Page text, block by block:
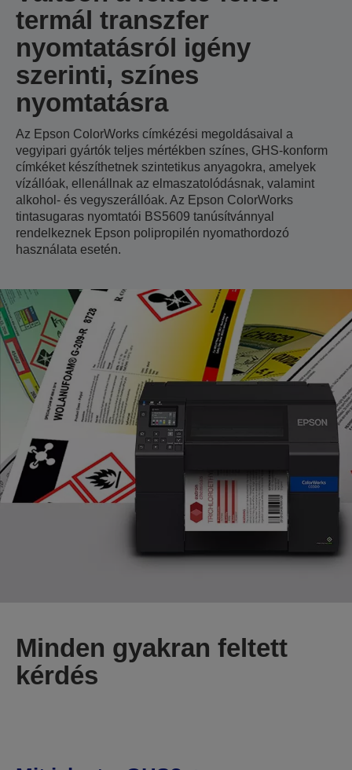
termál transzfer
nyomtatásról igény
szerinti, színes
nyomtatásra
Az Epson ColorWorks címkézési megoldásaival a
vegyipari gyártók teljes mértékben színes, GHS-konform
címkéket készíthetnek szintetikus anyagokra, amelyek
vízállóak, ellenállnak az elmaszatolódásnak, valamint
alkohol- és vegyszerállóak. Az Epson ColorWorks
tintasugaras nyomtatói BS5609 tanúsítvánnyal
rendelkeznek Epson polipropilén nyomathordozó
használata esetén.
Minden gyakran feltett
kérdés